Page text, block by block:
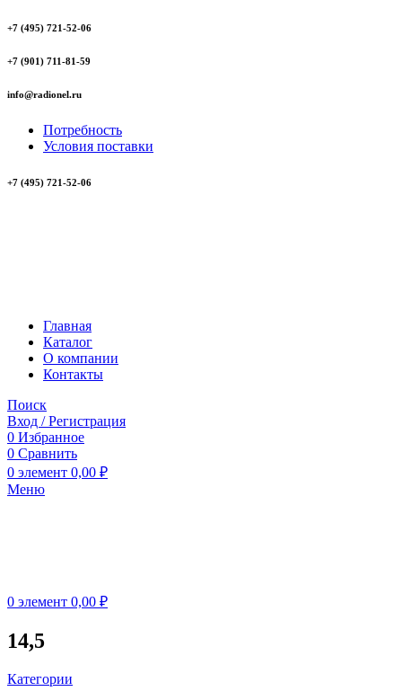
+7 (495) 721-52-06
+7 (901) 711-81-59
info@radionel.ru
Потребность
Условия поставки
+7 (495) 721-52-06
Главная
Каталог
О компании
Контакты
Поиск
Вход / Регистрация
0 Избранное
0 Сравнить
0 элемент 0,00 ₽
Меню
0 элемент 0,00 ₽
14,5
Категории